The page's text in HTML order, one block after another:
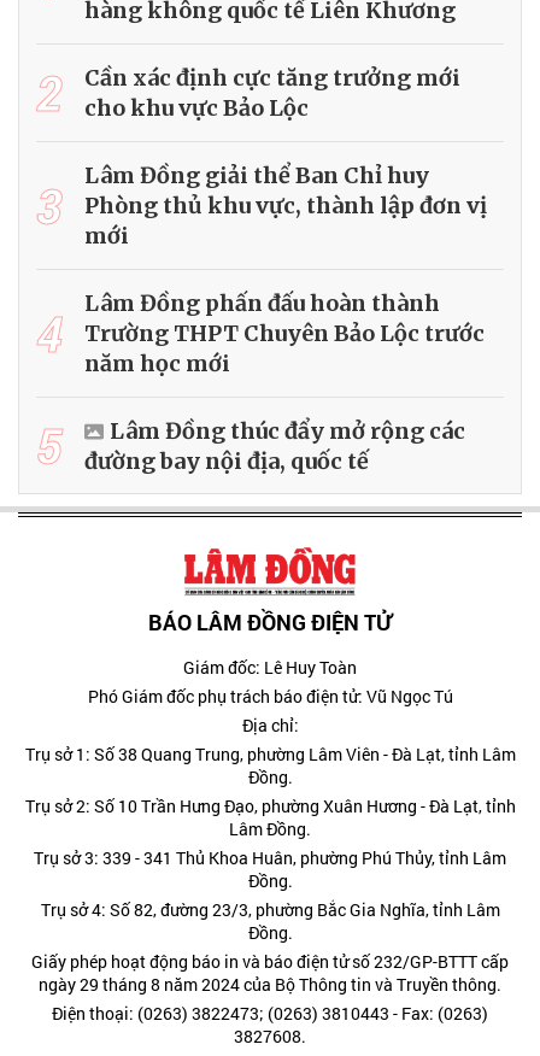
hàng không quốc tế Liên Khương
2
Cần xác định cực tăng trưởng mới
cho khu vực Bảo Lộc
3
Lâm Đồng giải thể Ban Chỉ huy
Phòng thủ khu vực, thành lập đơn vị
mới
4
Lâm Đồng phấn đấu hoàn thành
Trường THPT Chuyên Bảo Lộc trước
năm học mới
5
Lâm Đồng thúc đẩy mở rộng các
đường bay nội địa, quốc tế
BÁO LÂM ĐỒNG ĐIỆN TỬ
Giám đốc: Lê Huy Toàn
Phó Giám đốc phụ trách báo điện tử: Vũ Ngọc Tú
Địa chỉ:
Trụ sở 1: Số 38 Quang Trung, phường Lâm Viên - Đà Lạt, tỉnh Lâm
Đồng.
Trụ sở 2: Số 10 Trần Hưng Đạo, phường Xuân Hương - Đà Lạt, tỉnh
Lâm Đồng.
Trụ sở 3: 339 - 341 Thủ Khoa Huân, phường Phú Thủy, tỉnh Lâm
Đồng.
Trụ sở 4: Số 82, đường 23/3, phường Bắc Gia Nghĩa, tỉnh Lâm
Đồng.
Giấy phép hoạt động báo in và báo điện tử số 232/GP-BTTT cấp
ngày 29 tháng 8 năm 2024 của Bộ Thông tin và Truyền thông.
Điện thoại: (0263) 3822473; (0263) 3810443 - Fax: (0263)
3827608.